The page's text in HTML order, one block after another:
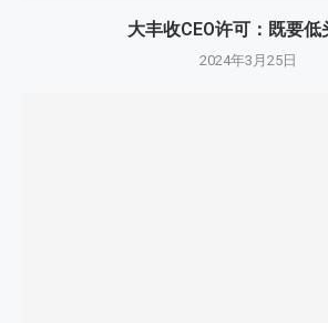
大丰收CEO许可：既要低
2024年3月25日